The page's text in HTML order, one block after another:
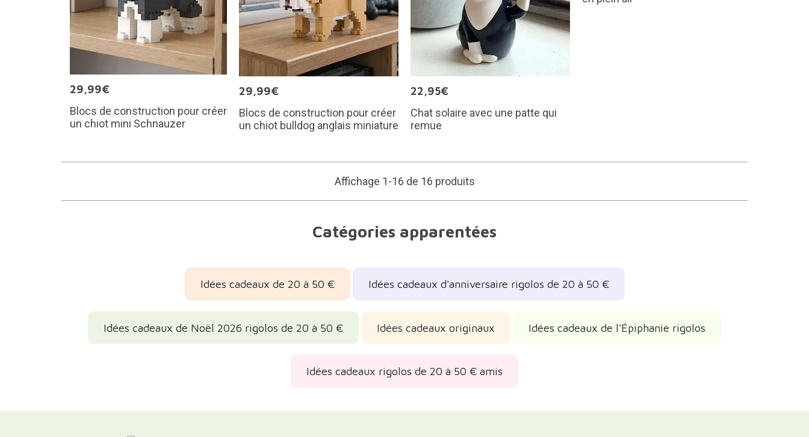
29,99€
Blocs de construction pour créer
un chiot mini Schnauzer
29,99€
Blocs de construction pour créer
un chiot bulldog anglais miniature
22,95€
Chat solaire avec une patte qui
remue
Affichage 1-16 de 16 produits
Catégories apparentées
Idées cadeaux de 20 à 50 € Idées cadeaux d'anniversaire rigolos de 20 à 50 €
Idées cadeaux de Noël 2026 rigolos de 20 à 50 € Idées cadeaux originaux Idées cadeaux de l'Épiphanie rigolos
Idées cadeaux rigolos de 20 à 50 € amis